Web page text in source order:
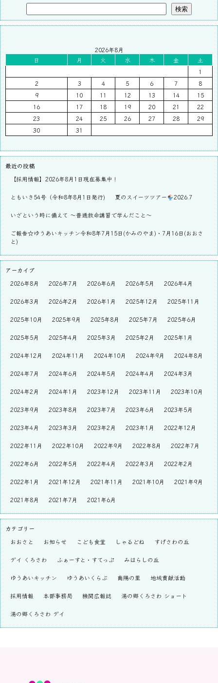
検索
2026年8月
日
月 火 水 木 金
土
1
2
3 4 5 6 7
8
9
10 11 12 13 14
15
16
17 18 19 20 21
22
23
24 25 26 27 28
29
30
31
最近の投稿
【採用情報】2026年8月1日現在募集中！
ともいき54号（令和8年8月1日発行) 夏のスイーツツアー 2026.7
いざという時に備えて ～普通救命講習で学んだこと～
ご報告☆ゆうあいキッチン令和8年7月15日(かみのやま)・7月16日(おおさ
と)
アーカイブ
2026年8月
2026年7月 2026年6月 2026年5月 2026年4月
2026年3月 2026年2月 2026年1月 2025年12月 2025年11月
2025年10月 2025年9月 2025年8月 2025年7月 2025年6月
2025年5月 2025年4月 2025年3月 2025年2月 2025年1月
2024年12月 2024年11月 2024年10月 2024年9月 2024年8月
2024年7月 2024年6月 2024年5月 2024年4月 2024年3月
2024年2月 2024年1月 2023年12月 2023年11月 2023年10月
2023年9月 2023年8月 2023年7月 2023年6月 2023年5月
2023年4月 2023年3月 2023年2月 2023年1月 2022年12月
2022年11月 2022年10月 2022年9月 2022年8月 2022年7月
2022年6月 2022年5月 2022年4月 2022年3月 2022年2月
2022年1月 2021年12月 2021年11月 2021年10月 2021年9月
2021年8月 2021年7月 2021年6月
カテゴリー
おおさと
お知らせ こども食堂 しゃるどね すげさわの丘
デイ くろさわ ふぁーすと・すてっぷ みはらしの丘
ゆうあいキッチン ゆうあいくらぶ 南陽の里 地域貢献活動
採用情報 本部事務局 機関広報誌 湯の郷くろさわ ショート
湯の郷くろさわ デイ